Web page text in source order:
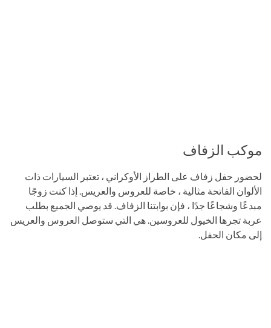
موكب الزفاف
لحضور حفل زفاف على الطراز الأوكراني ، تعتبر السيارات ذات
الألوان الفاتحة مثالية ، خاصة للعروس والعريس. إذا كنت زوجًا
مبدعًا وشجاعًا جدًا ، فإن بوابتنا الزفاف. قد يوصي الجميع بطلب
عربة تجرها الخيول للعروسين. هي التي ستوصل العروس والعريس
إلى مكان الحفل.